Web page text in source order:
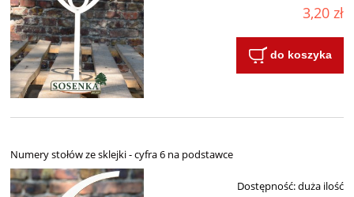
3,20 zł
do koszyka
Numery stołów ze sklejki - cyfra 6 na podstawce
Dostępność:duża ilość